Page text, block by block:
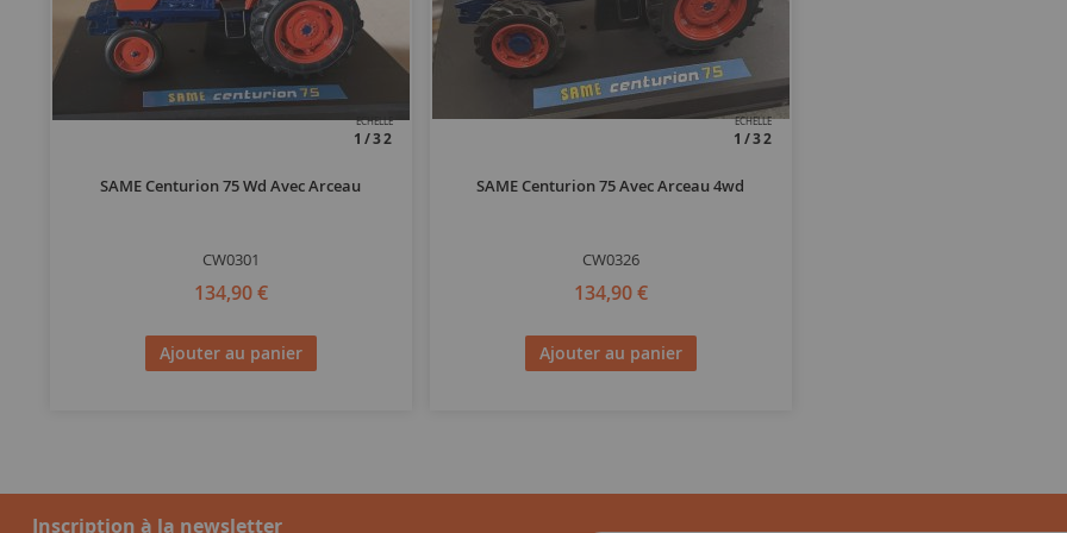
ECHELLE
1/32
SAME Centurion 75 Wd Avec Arceau
CW0301
134,90 €
Ajouter au panier
ECHELLE
1/32
SAME Centurion 75 Avec Arceau 4wd
CW0326
134,90 €
Ajouter au panier
Inscription à la newsletter